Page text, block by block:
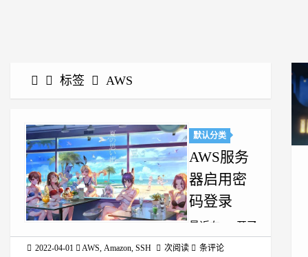
标签 AWS
默认分类
AWS服务
器启用密
码登录
最近在aws开了
一台Ubuntu的
2022-04-01 AWS,Amazon,SSH 次阅读
条评论